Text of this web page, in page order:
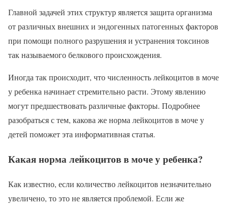
Главной задачей этих структур является защита организма
от различных внешних и эндогенных патогенных факторов
при помощи полного разрушения и устранения токсинов
так называемого белкового происхождения.
Иногда так происходит, что численность лейкоцитов в моче
у ребенка начинает стремительно расти. Этому явлению
могут предшествовать различные факторы. Подробнее
разобраться с тем, какова же норма лейкоцитов в моче у
детей поможет эта информативная статья.
Какая норма лейкоцитов в моче у ребенка?
Как известно, если количество лейкоцитов незначительно
увеличено, то это не является проблемой. Если же